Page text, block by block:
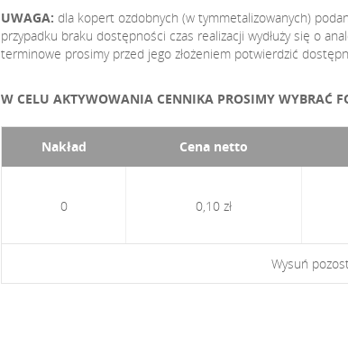
UWAGA: dla kopert ozdobnych (w tymmetalizowanych)
przypadku braku dostępności czas realizacji wydłuży się o
terminowe prosimy przed jego złożeniem potwierdzić
W CELU AKTYWOWANIA CENNIKA PROSIMY WYBRAĆ
Nakład Cena netto
0 0,10 zł
Wysuń